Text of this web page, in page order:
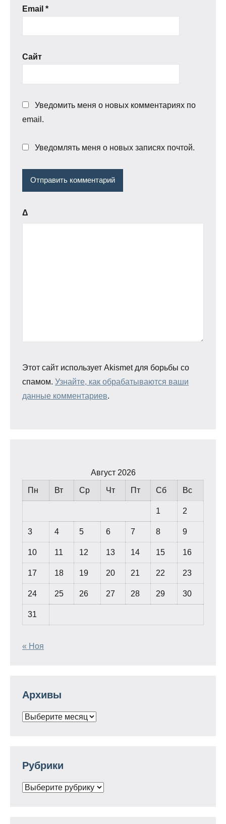
Email *
Сайт
Уведомить меня о новых комментариях по
email.
Уведомлять меня о новых записях почтой.
Δ
Этот сайт использует Akismet для борьбы со
спамом. Узнайте, как обрабатываются ваши
данные комментариев.
Август 2026
Пн Вт Ср Чт Пт Сб Вс
1 2
3 4 5 6 7 8 9
10 11 12 13 14 15 16
17 18 19 20 21 22 23
24 25 26 27 28 29 30
31
« Ноя
Архивы
Архивы
Рубрики
Рубрики